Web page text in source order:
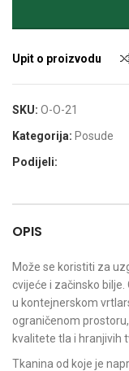
Upit o proizvodu
SKU: O-O-21
Kategorija: Posude
Podijeli:
OPIS
Može se koristiti za
cvijeće i začinsko
u kontejnerskom
ograničenom
kvalitete tla i hranjivih
Tkanina od koje je